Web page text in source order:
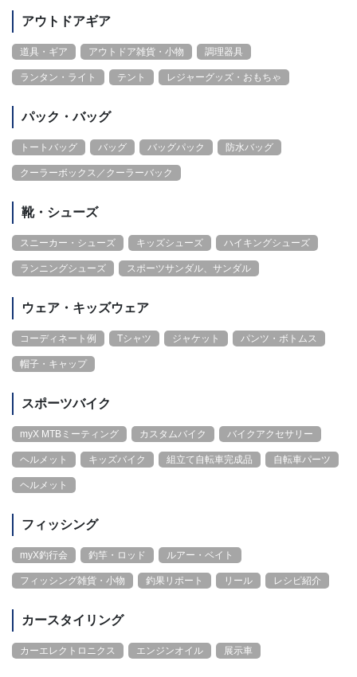
アウトドアギア
道具・ギア アウトドア雑貨・小物 調理器具
ランタン・ライト テント レジャーグッズ・おもちゃ
パック・バッグ
トートバッグ バッグ バッグパック 防水バッグ
クーラーボックス／クーラーバック
靴・シューズ
スニーカー・シューズ キッズシューズ ハイキングシューズ
ランニングシューズ スポーツサンダル、サンダル
ウェア・キッズウェア
コーディネート例 Tシャツ ジャケット パンツ・ボトムス
帽子・キャップ
スポーツバイク
myX MTBミーティング カスタムバイク バイクアクセサリー
ヘルメット キッズバイク 組立て自転車完成品 自転車パーツ
ヘルメット
フィッシング
myX釣行会 釣竿・ロッド ルアー・ベイト
フィッシング雑貨・小物 釣果リポート リール レシピ紹介
カースタイリング
カーエレクトロニクス エンジンオイル 展示車